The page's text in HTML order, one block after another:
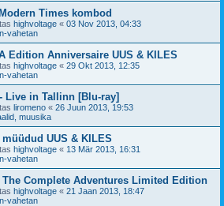
Times kombod
highvoltage « 03 Nov 2013, 04:33
vahetan
Edition Anniversaire UUS & KILES
highvoltage « 29 Okt 2013, 12:35
vahetan
Live in Tallinn [Blu-ray]
liromeno « 26 Juun 2013, 19:53
muusika
UUS & KILES
highvoltage « 13 Mär 2013, 16:31
vahetan
Complete Adventures Limited Edition
highvoltage « 21 Jaan 2013, 18:47
vahetan